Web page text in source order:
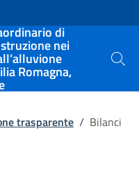
di
nei
Romagna, Cerca
trasparente / Bilanci